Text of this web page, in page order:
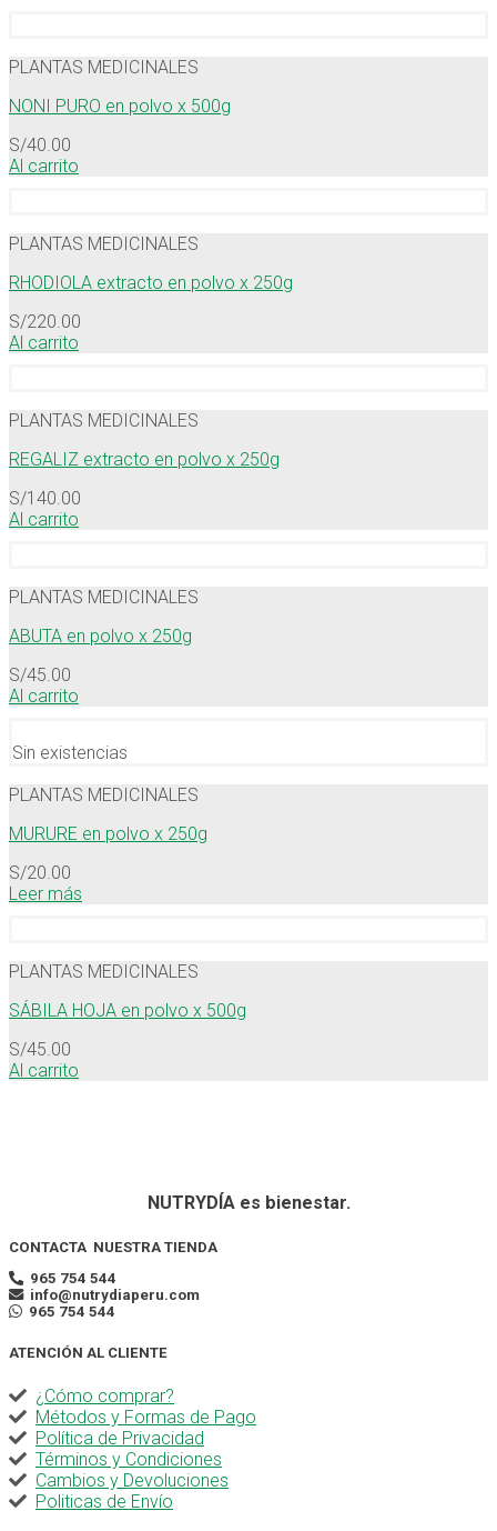
PLANTAS MEDICINALES
NONI PURO en polvo x 500g
S/40.00
Al carrito
PLANTAS MEDICINALES
RHODIOLA extracto en polvo x 250g
S/220.00
Al carrito
PLANTAS MEDICINALES
REGALIZ extracto en polvo x 250g
S/140.00
Al carrito
PLANTAS MEDICINALES
ABUTA en polvo x 250g
S/45.00
Al carrito
Sin existencias
PLANTAS MEDICINALES
MURURE en polvo x 250g
S/20.00
Leer más
PLANTAS MEDICINALES
SÁBILA HOJA en polvo x 500g
S/45.00
Al carrito
NUTRYDÍA es bienestar.
CONTACTA NUESTRA TIENDA
965 754 544
info@nutrydiaperu.com
965 754 544
ATENCIÓN AL CLIENTE
¿Cómo comprar?
Métodos y Formas de Pago
Política de Privacidad
Términos y Condiciones
Cambios y Devoluciones
Politicas de Envío